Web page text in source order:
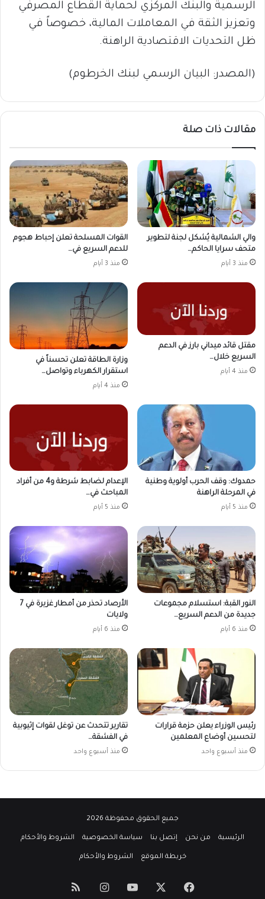
الرسمية والبنك المركزي لحماية القطاع المصرفي
وتعزيز الثقة في المعاملات المالية، خصوصاً في
ظل التحديات الاقتصادية الراهنة.
(المصدر: البيان الرسمي لبنك الخرطوم)
مقالات ذات صلة
والي الشمالية يُشكل لجنة لتطوير
متحف سرايا الحاكم…
منذ 3 أيام
القوات المسلحة تعلن إحباط هجوم
للدعم السريع في…
منذ 3 أيام
مقتل قائد ميداني بارز في الدعم
السريع خلال…
منذ 4 أيام
وزارة الطاقة تعلن تحسناً في
استقرار الكهرباء وتواصل…
منذ 4 أيام
حمدوك: وقف الحرب أولوية وطنية
في المرحلة الراهنة
منذ 5 أيام
الإعدام لضابط شرطة و4 من أفراد
المباحث في…
منذ 5 أيام
النور القبة: استسلام مجموعات
جديدة من الدعم السريع…
منذ 6 أيام
الأرصاد تحذر من أمطار غزيرة في 7
ولايات
منذ 6 أيام
رئيس الوزراء يعلن حزمة قرارات
لتحسين أوضاع المعلمين
منذ أسبوع واحد
تقارير تتحدث عن توغل لقوات إثيوبية
في الفشقة…
منذ أسبوع واحد
جميع الحقوق محفوظة 2026
الرئيسية من نحن إتصل بنا سياسة الخصوصية الشروط والأحكام
خريطة الموقع الشروط والأحكام
فيسبوك ‫YouTubeانستقرامملخص